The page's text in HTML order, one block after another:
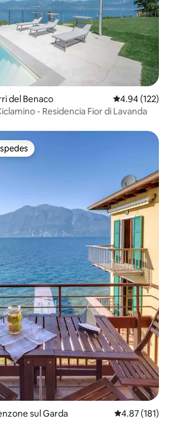
del Benaco Calificación
4.94 (122)
- Residencia Fior di Lavanda
sul Garda Calificación
4.87 (181)